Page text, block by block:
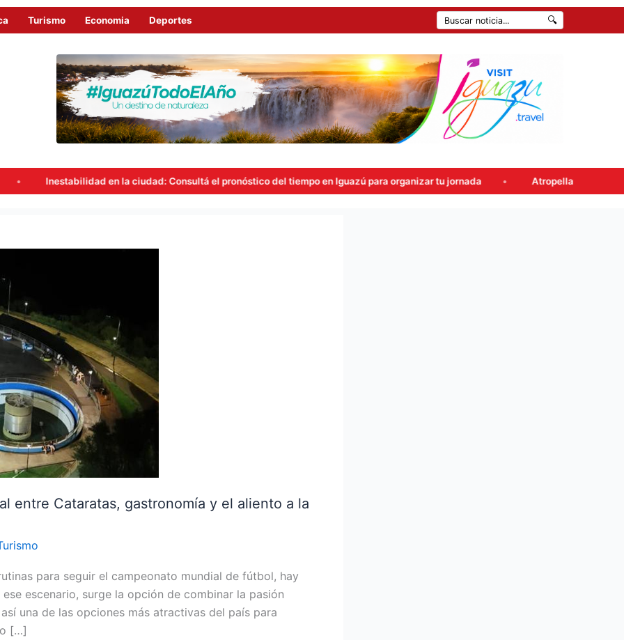
Turismo Economia Deportes 🔍
del tiempo en Iguazú para organizar tu jornada Atropellaron un control en la Ruta 12 y cayeron con más de 85 kilos de
entre Cataratas, gastronomía y el aliento a la
para seguir el campeonato mundial de fútbol, hay
escenario, surge la opción de combinar la pasión
una de las opciones más atractivas del país para
[…]